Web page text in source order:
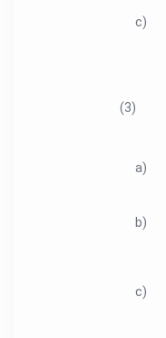
c)
(3)
a)
b)
c)